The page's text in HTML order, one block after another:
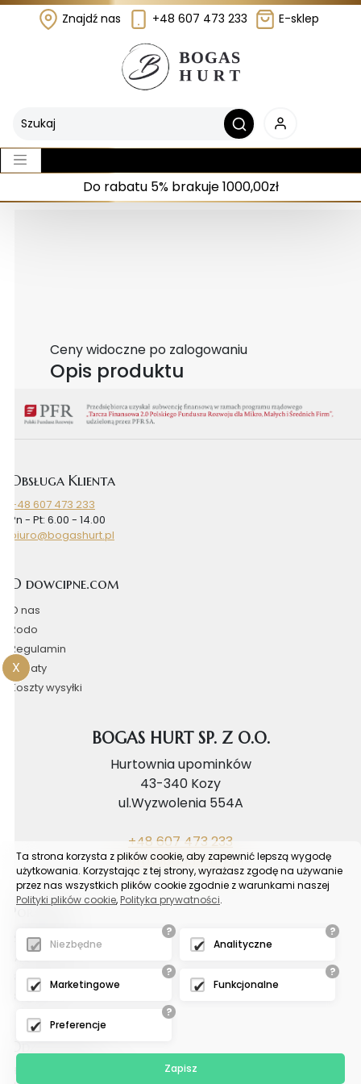
Znajdź nas +48 607 473 233 E-sklep
Do rabatu 5% brakuje 1000,00zł
X
Ceny widoczne po zalogowaniu
Opis produktu
Obsługa Klienta
+48 607 473 233
Pn - Pt: 6.00 - 14.00
biuro@bogashurt.pl
O dowcipne.com
O nas
Rodo
Regulamin
Rabaty
Koszty wysyłki
BOGAS HURT SP. Z O.O.
Hurtownia upominków
43-340 Kozy
ul.Wyzwolenia 554A
+48 607 473 233
biuro@bogashurt.pl
Poradnik
Reklamacje
Samouczek
Blog
Ta strona korzysta z plików cookie, aby zapewnić lepszą wygodę
użytkowania. Korzystając z tej strony, wyrażasz zgodę na używanie
przez nas wszystkich plików cookie zgodnie z warunkami naszej
Polityki plików cookie, Polityka prywatności.
?
Niezbędne
?
Analityczne
?
Marketingowe
?
Funkcjonalne
?
Preferencje
Zapisz